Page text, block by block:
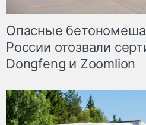
Опасные
России отозвали
Dongfeng и Zoomlion